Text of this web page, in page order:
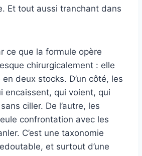
Et tout aussi tranchant dans
ce que la formule opère
chirurgicalement : elle
en deux stocks. D’un côté, les
encaissent, qui voient, qui
ciller. De l’autre, les
confrontation avec les
C’est une taxonomie
et surtout d’une